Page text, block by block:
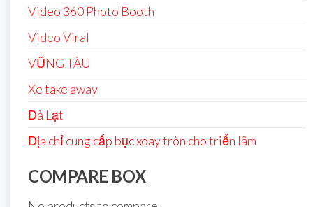
Video 360 Photo Booth
Video Viral
VŨNG TÀU
Xe take away
Đà Lạt
Địa chỉ cung cấp bục xoay tròn cho triển lãm
COMPARE BOX